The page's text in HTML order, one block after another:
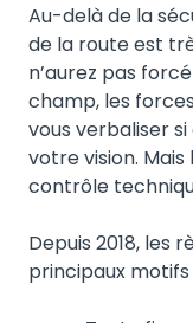
Au-delà de la
de la route est
n’aurez pas
champ, les
vous verbaliser
votre vision.
contrôle
Depuis 2018, les
principaux